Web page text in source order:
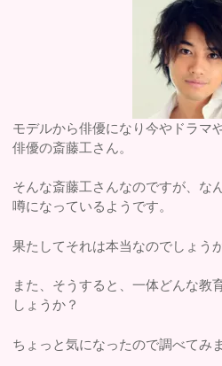
モデルから俳優になり今やドラマ
俳優の斎藤工さん。
そんな斎藤工さんなのですが、な
噂になっているようです。
果たしてそれは本当なのでしょう
また、そうすると、一体どんな教
しょうか？
ちょっと気になったので調べてみ